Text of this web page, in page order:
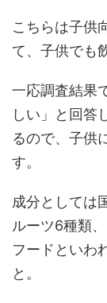
こちらは子供
て、子供でも
一応調査結果
しい」と回答
るので、子供
す。
成分としては
ルーツ6種類
フードといわ
と。